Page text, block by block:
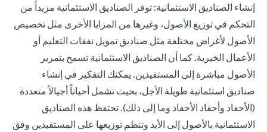
إنشاء الصناديق الاستئمانية: توفر الصناديق الاستئمانية مزيداً من
التحكم في توزيع الأصول، وغيرها من المزايا الأخرى مثل تخصيص
الأصول لأغراض مختلفة مثل صناديق تمويل نفقات التعليم أو
الأعمال الخيرية. كما أن الصناديق الاستئمانية تسمح بتمرير
الأصول مباشرة إلى المستفيدين. يمكنك التفكير في إنشاء
صناديق استئمانية طويلة الأجل، بحيث تشمل أحياناً أجيالاً متعددة
(الأحفاد وأحفاد الأحفاد وما إلى ذلك). تحتفظ هذه الصناديق
الاستئمانية بالأصول إلى الأبد وتنظم توزيعها على المستفيدين وفق